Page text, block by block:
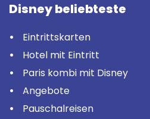
Disney beliebteste
Eintrittskarten
Hotel mit Eintritt
Paris kombi mit Disney
Angebote
Pauschalreisen